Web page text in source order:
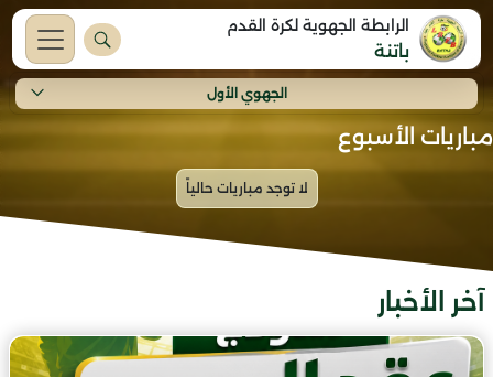
الرابطة الجهوية لكرة القدم
باتنة
الجهوي الأول
مباريات الأسبوع
آخر الأخبار